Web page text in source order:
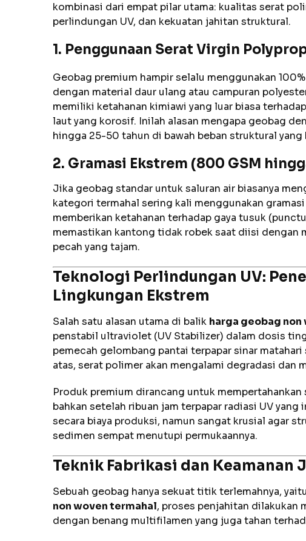
kombinasi dari empat pilar utama: kualitas serat
perlindungan UV, dan kekuatan jahitan struktural.
1. Penggunaan Serat Virgin
Geobag premium hampir selalu menggunakan
dengan material daur ulang atau campuran
memiliki ketahanan kimiawi yang luar biasa
laut yang korosif. Inilah alasan mengapa geobag
hingga 25-50 tahun di bawah beban struktural yang
2. Gramasi Ekstrem (800 GSM
Jika geobag standar untuk saluran air biasanya
kategori termahal sering kali menggunakan
memberikan ketahanan terhadap gaya tusuk
memastikan kantong tidak robek saat diisi dengan
pecah yang tajam.
Teknologi Perlindungan UV:
Lingkungan Ekstrem
Salah satu alasan utama di balik harga geobag
penstabil ultraviolet (UV Stabilizer) dalam dosis
pemecah gelombang pantai terpapar sinar
atas, serat polimer akan mengalami degradasi dan
Produk premium dirancang untuk
bahkan setelah ribuan jam terpapar radiasi UV
secara biaya produksi, namun sangat krusial agar
sedimen sempat menutupi permukaannya.
Teknik Fabrikasi dan Keamanan
Sebuah geobag hanya sekuat titik terlemahnya,
non woven termahal, proses penjahitan dilakukan
dengan benang multifilamen yang juga tahan